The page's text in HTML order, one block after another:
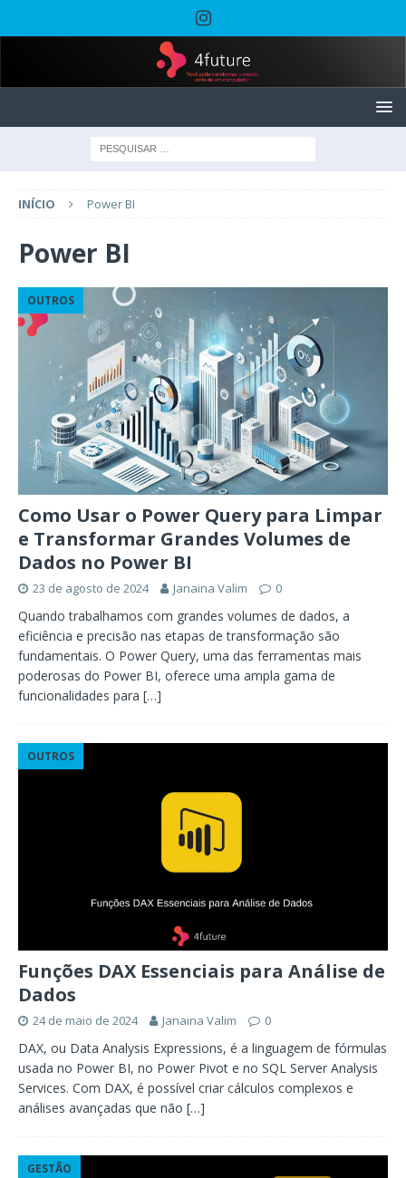
INÍCIO Power BI
Power BI
OUTROS
Como Usar o Power Query para Limpar
e Transformar Grandes Volumes de
Dados no Power BI
23 de agosto de 2024 Janaina Valim 0
Quando trabalhamos com grandes volumes de dados, a
eficiência e precisão nas etapas de transformação são
fundamentais. O Power Query, uma das ferramentas mais
poderosas do Power BI, oferece uma ampla gama de
funcionalidades para […]
OUTROS
Funções DAX Essenciais para Análise de
Dados
24 de maio de 2024 Janaina Valim 0
DAX, ou Data Analysis Expressions, é a linguagem de fórmulas
usada no Power BI, no Power Pivot e no SQL Server Analysis
Services. Com DAX, é possível criar cálculos complexos e
análises avançadas que não […]
GESTÃO